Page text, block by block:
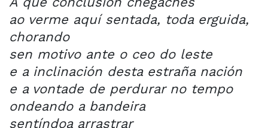
ao verme aquí sentada, toda erguida,
chorando
sen motivo ante o ceo do leste
e a inclinación desta estraña nación
e a vontade de perdurar no tempo
ondeando a bandeira
sentíndoa arrastrar